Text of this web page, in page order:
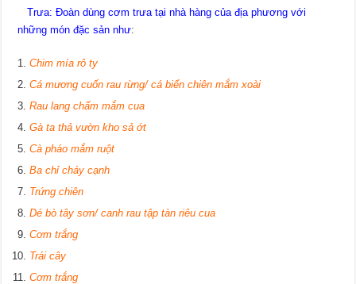
Trưa: Đoàn dùng cơm trưa tại nhà hàng của địa phương với
những món đặc sản như:
Chim mía rô ty
Cá mương cuốn rau rừng/ cá biển chiên mắm xoài
Rau lang chấm mắm cua
Gà ta thả vườn kho sả ớt
Cà pháo mắm ruột
Ba chỉ cháy cạnh
Trứng chiên
Dé bò tây sơn/ canh rau tập tàn riêu cua
Cơm trắng
Trái cây
Cơm trắng